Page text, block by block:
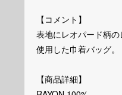
【コメント】
表地にレオパード柄
使用した巾着バッグ。
【商品詳細】